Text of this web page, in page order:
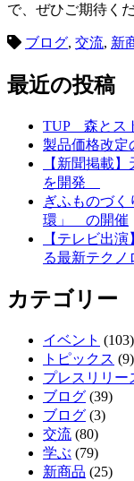
で、ぜひご期待く
ブログ, 交流, 新
最近の投稿
TUP 森とス
製品価格改定
【新聞掲載
を開発
ぎふものづ
環」 の開催
【テレビ出
る最新テク
カテゴリー
イベント (103)
トピックス (9)
プレスリリー
ブログ (39)
ブログ (3)
交流 (80)
学ぶ (79)
新商品 (25)